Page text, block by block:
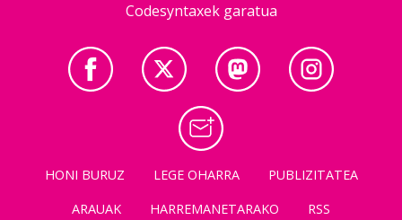
Codesyntaxek garatua
HONI BURUZ LEGE OHARRA
PUBLIZITATEA
ARAUAK
HARREMANETARAKO RSS